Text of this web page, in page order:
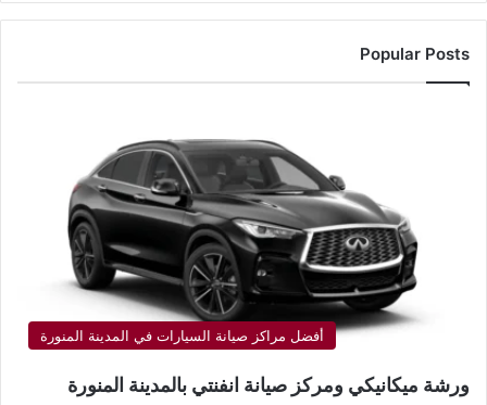
Popular Posts
أفضل مراكز صيانة السيارات في المدينة المنورة
ورشة ميكانيكي ومركز صيانة انفنتي بالمدينة المنورة